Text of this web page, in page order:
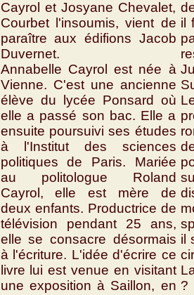
Cayrol et Josyane Chevalet,
Courbet l'insoumis, vient de
paraître aux édifions Jacob
Duvernet.
Annabelle Cayrol est née à
Vienne. C'est une ancienne
élève du lycée Ponsard où
elle a passé son bac. Elle a
ensuite poursuivi ses études
à l'Institut des sciences
politiques de Paris. Mariée
au politologue Roland
Cayrol, elle est mère de
deux enfants. Productrice de
télévision pendant 25 ans,
elle se consacre désormais
à l'écriture. L'idée d'écrire ce
livre lui est venue en visitant
une exposition à Saillon, en
il
il
?